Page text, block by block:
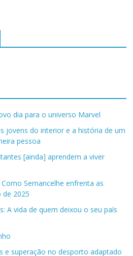
dia para o universo Marvel
jovens do interior e a história de um
pessoa
[ainda] aprendem a viver
Sernancelhe enfrenta as
de 2025
A vida de quem deixou o seu país
e superação no desporto adaptado